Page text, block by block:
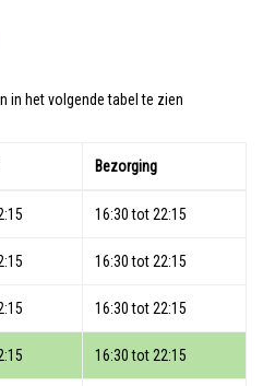
in het volgende tabel te zien
Bezorging
16:30 tot 22:15
16:30 tot 22:15
16:30 tot 22:15
16:30 tot 22:15